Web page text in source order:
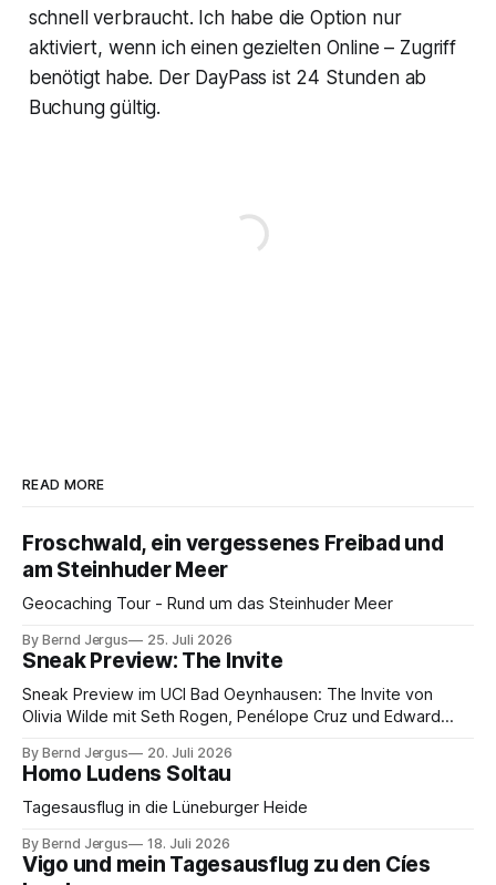
schnell verbraucht. Ich habe die Option nur
aktiviert, wenn ich einen gezielten Online – Zugriff
benötigt habe. Der DayPass ist 24 Stunden ab
Buchung gültig.
READ MORE
Froschwald, ein vergessenes Freibad und
am Steinhuder Meer
Geocaching Tour - Rund um das Steinhuder Meer
By Bernd Jergus 25. Juli 2026
Sneak Preview: The Invite
Sneak Preview im UCI Bad Oeynhausen: The Invite von
Olivia Wilde mit Seth Rogen, Penélope Cruz und Edward
By Bernd Jergus 20. Juli 2026
Homo Ludens Soltau
Tagesausflug in die Lüneburger Heide
By Bernd Jergus 18. Juli 2026
Vigo und mein Tagesausflug zu den Cíes